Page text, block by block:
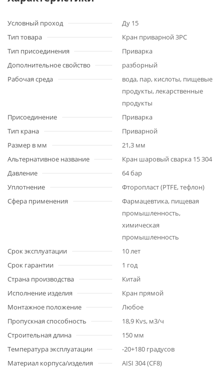
Условный проход
Ду 15
Тип товара
Кран приварной 3PC
Тип присоединения
Приварка
Дополнительное свойство
разборный
Рабочая среда
вода, пар, кислоты, пищевые
продукты, лекарственные
продукты
Присоединение
Приварка
Тип крана
Приварной
Размер в мм
21,3 мм
Альтернативное название
Кран шаровый сварка 15 304
Давление
64 бар
Уплотнение
Фторопласт (PTFE, тефлон)
Сфера применения
Фармацевтика, пищевая
промышленность,
химическая
промышленность
Срок эксплуатации
10 лет
Срок гарантии
1 год
Страна производства
Китай
Исполнение изделия
Кран прямой
Монтажное положение
Любое
Пропускная способность
18,9 Kvs, м3/ч
Строительная длина
150 мм
Температура эксплуатации
-20+180 градусов
Материал корпуса/изделия
AISI 304 (CF8)